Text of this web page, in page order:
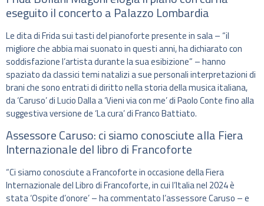
eseguito il concerto a Palazzo Lombardia
Le dita di Frida sui tasti del pianoforte presente in sala – “il
migliore che abbia mai suonato in questi anni, ha dichiarato con
soddisfazione l’artista durante la sua esibizione” – hanno
spaziato da classici temi natalizi a sue personali interpretazioni di
brani che sono entrati di diritto nella storia della musica italiana,
da ‘Caruso’ di Lucio Dalla a ‘Vieni via con me’ di Paolo Conte fino alla
suggestiva versione de ‘La cura’ di Franco Battiato.
Assessore Caruso: ci siamo conosciute alla Fiera
Internazionale del libro di Francoforte
“Ci siamo conosciute a Francoforte in occasione della Fiera
Internazionale del Libro di Francoforte, in cui l’Italia nel 2024 è
stata ‘Ospite d’onore’ – ha commentato l’assessore Caruso – e